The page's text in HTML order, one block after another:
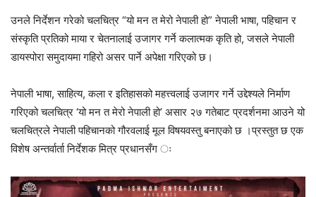
उनले निर्देशन गरेको चलचित्र “यो मन त मेरो नेपाली हो” नेपाली भाषा, पहिचान र
संस्कृति प्रतिको माया र चेतनालाई उजागर गर्ने कलात्मक कृति हो, जसले नेपाली
डायस्पोरा समुदायमा गहिरो असर पार्ने अपेक्षा गरिएको छ।
नेपाली भाषा, साहित्य, कला र इतिहासको महत्त्वलाई उजागर गर्ने उद्देश्यले निर्माण
गरिएको चलचित्र ‘यो मन त मेरो नेपाली हो’ असार २७ गतेबाट प्रदर्शनमा आउने यो
चलचित्रले नेपाली पहिचानको गौरवलाई मूल विषयवस्तु बनाएको छ ।प्रस्तुत छ एक
विशेष अन्तर्वार्ता निर्देशक मित्र प्रधानसँग ः